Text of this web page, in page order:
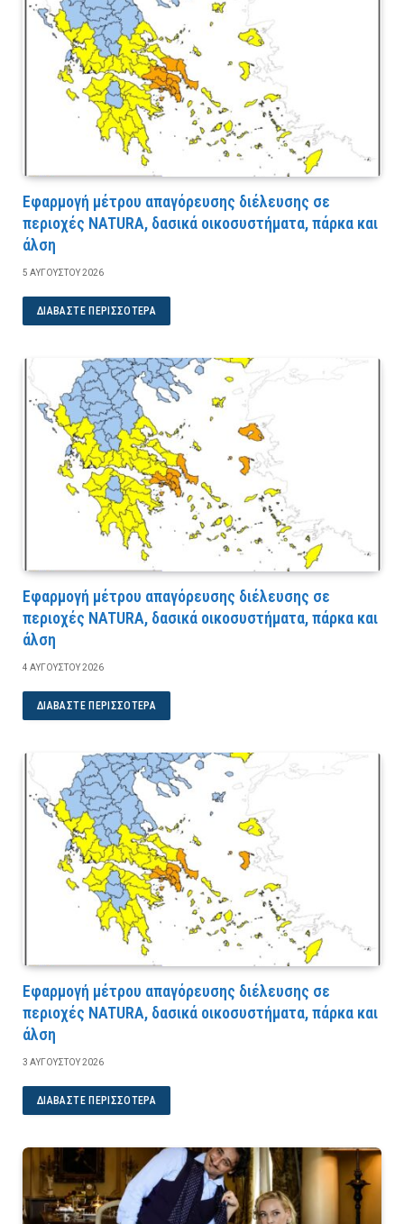
Εφαρμογή μέτρου απαγόρευσης διέλευσης σε
περιοχές NATURA, δασικά οικοσυστήματα, πάρκα και
άλση
5 ΑΥΓΟΎΣΤΟΥ 2026
ΔΙΑΒΆΣΤΕ ΠΕΡΙΣΣΌΤΕΡΑ
Εφαρμογή μέτρου απαγόρευσης διέλευσης σε
περιοχές NATURA, δασικά οικοσυστήματα, πάρκα και
άλση
4 ΑΥΓΟΎΣΤΟΥ 2026
ΔΙΑΒΆΣΤΕ ΠΕΡΙΣΣΌΤΕΡΑ
Εφαρμογή μέτρου απαγόρευσης διέλευσης σε
περιοχές NATURA, δασικά οικοσυστήματα, πάρκα και
άλση
3 ΑΥΓΟΎΣΤΟΥ 2026
ΔΙΑΒΆΣΤΕ ΠΕΡΙΣΣΌΤΕΡΑ